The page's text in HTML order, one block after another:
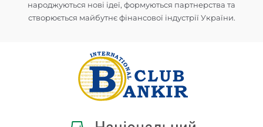
народжуються нові ідеї, формуються партнерства та
створюється майбутнє фінансової індустрії України.